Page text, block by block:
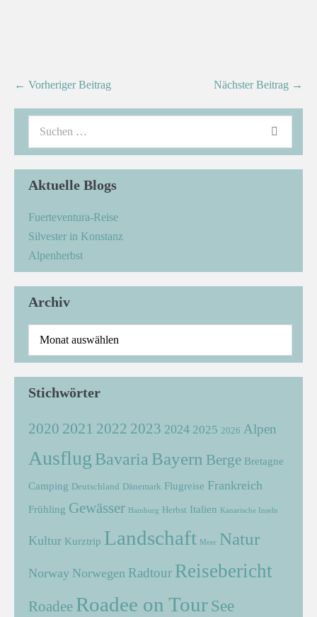
← Vorheriger Beitrag Nächster Beitrag →
Aktuelle Blogs
Fuerteventura-Reise
Silvester in Konstanz
Alpenherbst
Archiv
Stichwörter
2020 2021 2022 2023 2024 2025 2026 Alpen
Ausflug Bavaria Bayern Berge Bretagne
Camping Deutschland Dänemark Flugreise Frankreich
Frühling Gewässer Hamburg Herbst Italien Kanarische Inseln
Kultur Kurztrip Landschaft Meer Natur
Norway Norwegen Radtour Reisebericht
Roadee Roadee on Tour See